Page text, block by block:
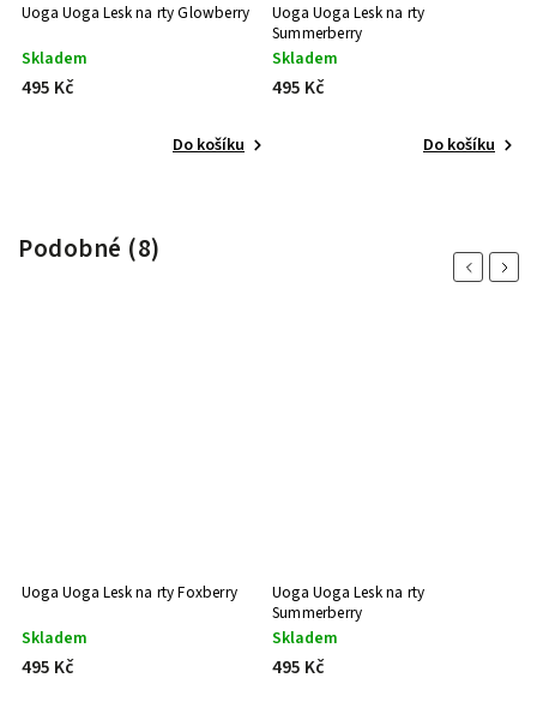
Uoga Uoga Lesk na rty Glowberry
Skladem
495 Kč
Do košíku
Uoga Uoga Lesk na rty
Summerberry
Skladem
495 Kč
Do košíku
Podobné (8)
Previous
Uoga Uoga Lesk na rty Foxberry
Skladem
495 Kč
Uoga Uoga Lesk na rty
Summerberry
Skladem
495 Kč
Next